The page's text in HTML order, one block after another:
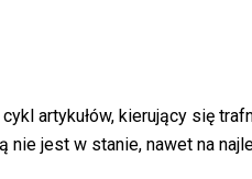
artykułów, kierujący się
jest w stanie, nawet na